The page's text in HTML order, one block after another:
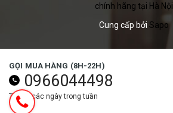
chính hãng tại Hà Nội
Cung cấp bởi Sapo
GỌI MUA HÀNG (8H-22H)
0966044498
Tất cả các ngày trong tuần